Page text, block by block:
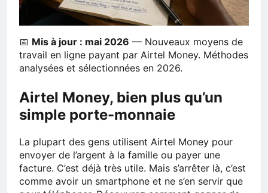
📅 Mis à jour : mai 2026 — Nouveaux moyens de
travail en ligne payant par Airtel Money. Méthodes
analysées et sélectionnées en 2026.
Airtel Money, bien plus qu’un
simple porte-monnaie
La plupart des gens utilisent Airtel Money pour
envoyer de l’argent à la famille ou payer une
facture. C’est déjà très utile. Mais s’arrêter là, c’est
comme avoir un smartphone et ne s’en servir que